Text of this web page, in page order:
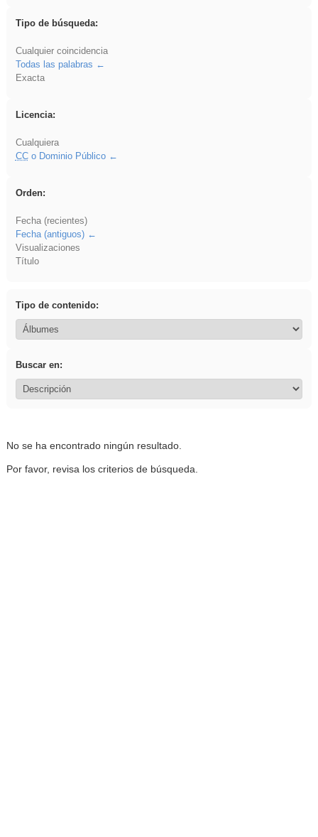
Tipo de búsqueda:
Cualquier coincidencia
Todas las palabras
Exacta
Licencia:
Cualquiera
CCo Dominio Público
Orden:
Fecha (recientes)
Fecha (antiguos)
Visualizaciones
Título
Tipo de contenido:
Buscar en:
No se ha encontrado ningún resultado.
Por favor, revisa los criterios de búsqueda.